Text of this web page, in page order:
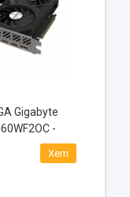
Gigabyte
-
Xem